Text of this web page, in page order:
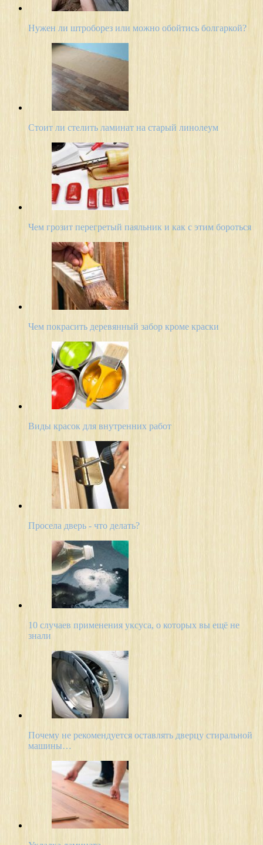
Нужен ли штроборез или можно обойтись болгаркой?
Стоит ли стелить ламинат на старый линолеум
Чем грозит перегретый паяльник и как с этим бороться
Чем покрасить деревянный забор кроме краски
Виды красок для внутренних работ
Просела дверь - что делать?
10 случаев применения уксуса, о которых вы ещё не
знали
Почему не рекомендуется оставлять дверцу стиральной
машины…